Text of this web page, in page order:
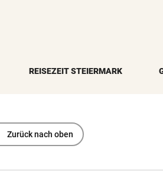
REISEZEIT STEIERMARK
Zurück nach oben